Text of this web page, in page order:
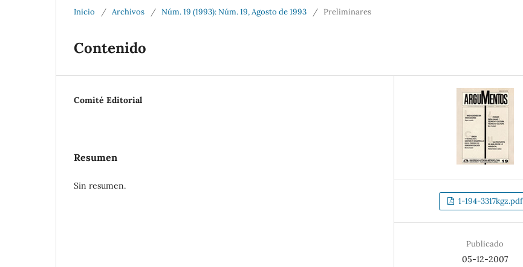
Inicio / Archivos / Núm. 19 (1993): Núm. 19, Agosto de 1993 / Preliminares
Contenido
Comité Editorial
Resumen
Sin resumen.
1-194-3317kgz.pdf
Publicado
05-12-2007